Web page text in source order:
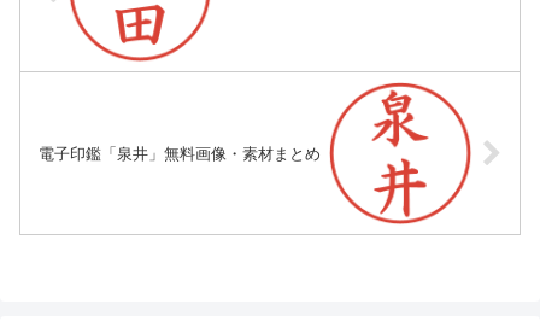
電子印鑑「泉井」無料画像・素材まとめ